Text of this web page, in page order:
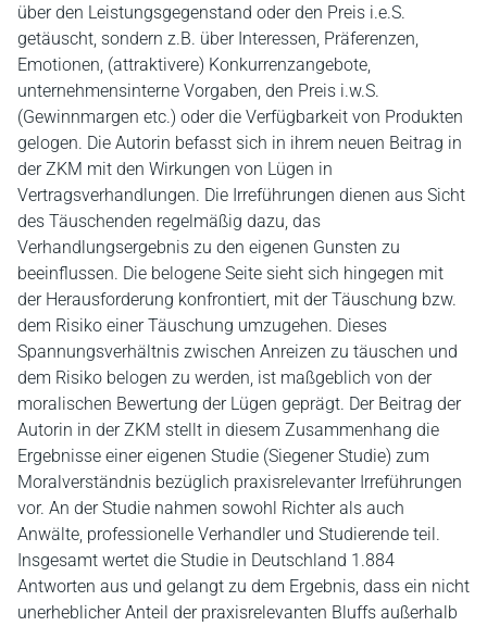
über den Leistungsgegenstand oder den Preis i.e.S.
getäuscht, sondern z.B. über Interessen, Präferenzen,
Emotionen, (attraktivere) Konkurrenzangebote,
unternehmensinterne Vorgaben, den Preis i.w.S.
(Gewinnmargen etc.) oder die Verfügbarkeit von Produkten
gelogen. Die Autorin befasst sich in ihrem neuen Beitrag in
der ZKM mit den Wirkungen von Lügen in
Vertragsverhandlungen. Die Irreführungen dienen aus Sicht
des Täuschenden regelmäßig dazu, das
Verhandlungsergebnis zu den eigenen Gunsten zu
beeinflussen. Die belogene Seite sieht sich hingegen mit
der Herausforderung konfrontiert, mit der Täuschung bzw.
dem Risiko einer Täuschung umzugehen. Dieses
Spannungsverhältnis zwischen Anreizen zu täuschen und
dem Risiko belogen zu werden, ist maßgeblich von der
moralischen Bewertung der Lügen geprägt. Der Beitrag der
Autorin in der ZKM stellt in diesem Zusammenhang die
Ergebnisse einer eigenen Studie (Siegener Studie) zum
Moralverständnis bezüglich praxisrelevanter Irreführungen
vor. An der Studie nahmen sowohl Richter als auch
Anwälte, professionelle Verhandler und Studierende teil.
Insgesamt wertet die Studie in Deutschland 1.884
Antworten aus und gelangt zu dem Ergebnis, dass ein nicht
unerheblicher Anteil der praxisrelevanten Bluffs außerhalb